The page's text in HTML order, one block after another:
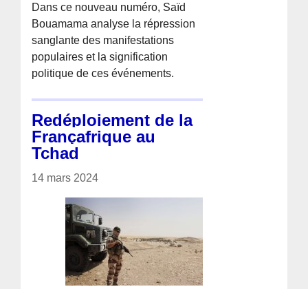
Dans ce nouveau numéro, Saïd
Bouamama analyse la répression
sanglante des manifestations
populaires et la signification
politique de ces événements.
Redéploiement de la
Françafrique au
Tchad
14 mars 2024